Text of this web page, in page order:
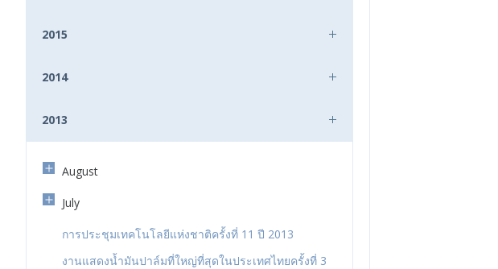
2015
2014
2013
August
July
การประชุมเทคโนโลยีแห่งชาติครั้งที่ 11 ปี 2013
งานแสดงน้ำมันปาล์มที่ใหญ่ที่สุดในประเทศไทยครั้งที่ 3